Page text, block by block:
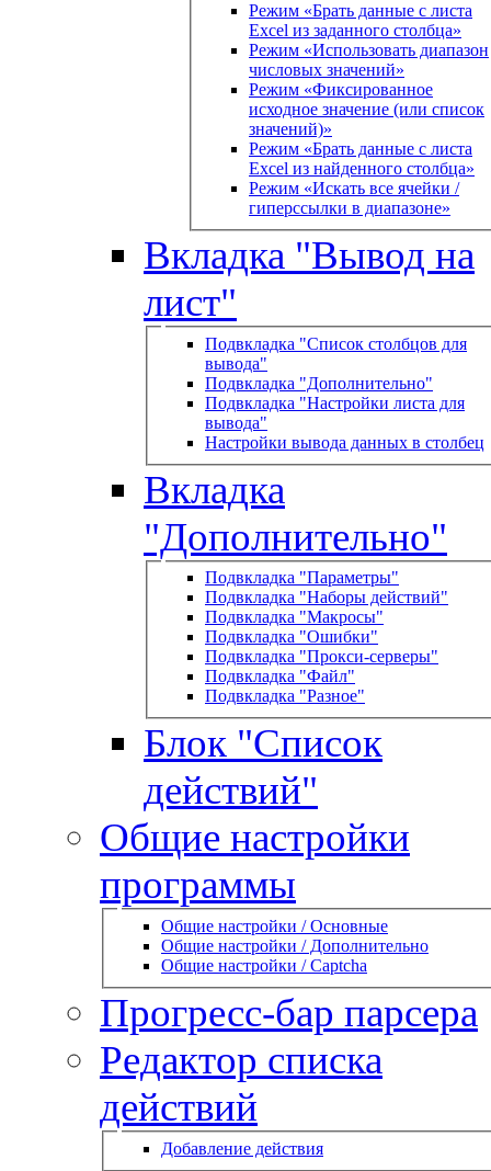
Режим «Брать данные с листа
Excel из заданного столбца»
Режим «Использовать диапазон
числовых значений»
Режим «Фиксированное
исходное значение (или список
значений)»
Режим «Брать данные с листа
Excel из найденного столбца»
Режим «Искать все ячейки /
гиперссылки в диапазоне»
Вкладка "Вывод на
лист"
Подвкладка "Список столбцов для
вывода"
Подвкладка "Дополнительно"
Подвкладка "Настройки листа для
вывода"
Настройки вывода данных в столбец
Вкладка
"Дополнительно"
Подвкладка "Параметры"
Подвкладка "Наборы действий"
Подвкладка "Макросы"
Подвкладка "Ошибки"
Подвкладка "Прокси-серверы"
Подвкладка "Файл"
Подвкладка "Разное"
Блок "Список
действий"
Общие настройки
программы
Общие настройки / Основные
Общие настройки / Дополнительно
Общие настройки / Captcha
Прогресс-бар парсера
Редактор списка
действий
Добавление действия